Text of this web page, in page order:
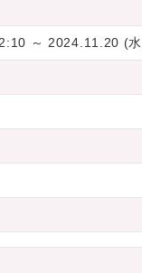
～ 2024.11.20 (